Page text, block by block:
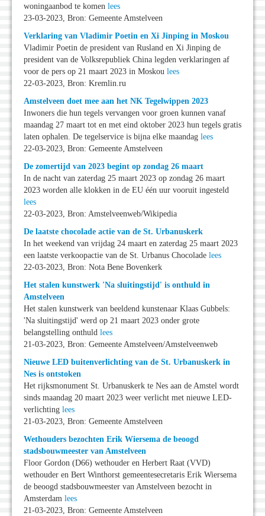
woningaanbod te komen lees
23-03-2023, Bron: Gemeente Amstelveen
Verklaring van Vladimir Poetin en Xi Jinping in Moskou
Vladimir Poetin de president van Rusland en Xi Jinping de
president van de Volksrepubliek China legden verklaringen af
voor de pers op 21 maart 2023 in Moskou lees
22-03-2023, Bron: Kremlin.ru
Amstelveen doet mee aan het NK Tegelwippen 2023
Inwoners die hun tegels vervangen voor groen kunnen vanaf
maandag 27 maart tot en met eind oktober 2023 hun tegels gratis
laten ophalen. De tegelservice is bijna elke maandag lees
22-03-2023, Bron: Gemeente Amstelveen
De zomertijd van 2023 begint op zondag 26 maart
In de nacht van zaterdag 25 maart 2023 op zondag 26 maart
2023 worden alle klokken in de EU één uur vooruit ingesteld
lees
22-03-2023, Bron: Amstelveenweb/Wikipedia
De laatste chocolade actie van de St. Urbanuskerk
In het weekend van vrijdag 24 maart en zaterdag 25 maart 2023
een laatste verkoopactie van de St. Urbanus Chocolade lees
22-03-2023, Bron: Nota Bene Bovenkerk
Het stalen kunstwerk 'Na sluitingstijd' is onthuld in
Amstelveen
Het stalen kunstwerk van beeldend kunstenaar Klaas Gubbels:
'Na sluitingstijd' werd op 21 maart 2023 onder grote
belangstelling onthuld lees
21-03-2023, Bron: Gemeente Amstelveen/Amstelveenweb
Nieuwe LED buitenverlichting van de St. Urbanuskerk in
Nes is ontstoken
Het rijksmonument St. Urbanuskerk te Nes aan de Amstel wordt
sinds maandag 20 maart 2023 weer verlicht met nieuwe LED-
verlichting lees
21-03-2023, Bron: Gemeente Amstelveen
Wethouders bezochten Erik Wiersema de beoogd
stadsbouwmeester van Amstelveen
Floor Gordon (D66) wethouder en Herbert Raat (VVD)
wethouder en Bert Winthorst gemeentesecretaris Erik Wiersema
de beoogd stadsbouwmeester van Amstelveen bezocht in
Amsterdam lees
21-03-2023, Bron: Gemeente Amstelveen